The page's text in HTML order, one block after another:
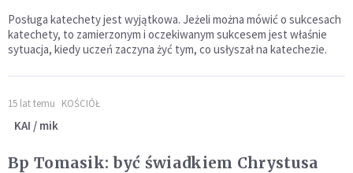
Posługa katechety jest wyjątkowa. Jeżeli można mówić o sukcesach
katechety, to zamierzonym i oczekiwanym sukcesem jest właśnie
sytuacja, kiedy uczeń zaczyna żyć tym, co usłyszał na katechezie.
15 lat temu KOŚCIÓŁ
KAI / mik
Bp Tomasik: być świadkiem Chrystusa